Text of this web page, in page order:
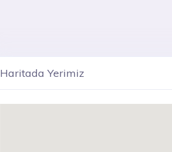
Haritada Yerimiz